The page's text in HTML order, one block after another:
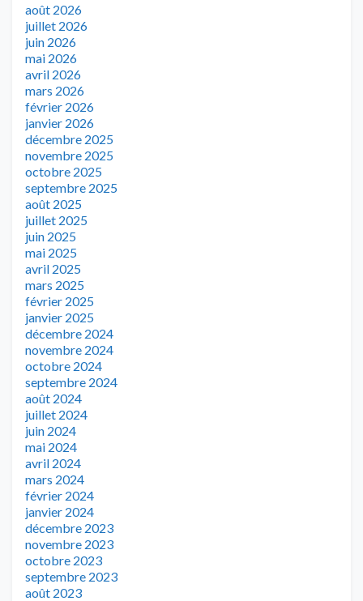
août 2026
juillet 2026
juin 2026
mai 2026
avril 2026
mars 2026
février 2026
janvier 2026
décembre 2025
novembre 2025
octobre 2025
septembre 2025
août 2025
juillet 2025
juin 2025
mai 2025
avril 2025
mars 2025
février 2025
janvier 2025
décembre 2024
novembre 2024
octobre 2024
septembre 2024
août 2024
juillet 2024
juin 2024
mai 2024
avril 2024
mars 2024
février 2024
janvier 2024
décembre 2023
novembre 2023
octobre 2023
septembre 2023
août 2023